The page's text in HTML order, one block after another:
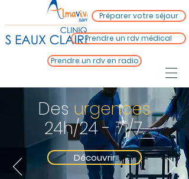
Préparer votre séjour
Prendre un rdv médical
Prendre un rdv en radio
Des urgences
24h/24 - 7j/7.
Découvrir